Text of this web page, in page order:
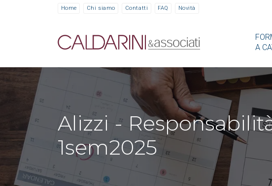
Home Chi siamo Contatti FAQ Novità
A
Alizzi -
1sem2025